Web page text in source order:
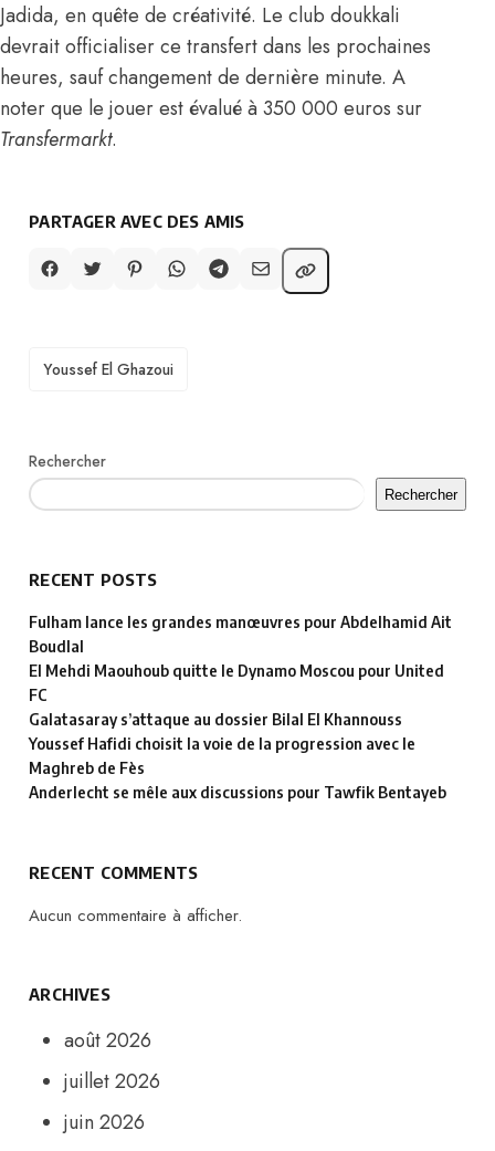
Jadida, en quête de créativité. Le club doukkali
devrait officialiser ce transfert dans les prochaines
heures, sauf changement de dernière minute. A
noter que le jouer est évalué à 350 000 euros sur
Transfermarkt.
PARTAGER AVEC DES AMIS
TAGS
Youssef El Ghazoui
Rechercher
Rechercher
RECENT POSTS
Fulham lance les grandes manœuvres pour Abdelhamid Ait
Boudlal
El Mehdi Maouhoub quitte le Dynamo Moscou pour United
FC
Galatasaray s’attaque au dossier Bilal El Khannouss
Youssef Hafidi choisit la voie de la progression avec le
Maghreb de Fès
Anderlecht se mêle aux discussions pour Tawfik Bentayeb
RECENT COMMENTS
Aucun commentaire à afficher.
ARCHIVES
août 2026
juillet 2026
juin 2026